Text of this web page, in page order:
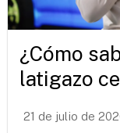
¿Cómo
latigazo
21 de julio de